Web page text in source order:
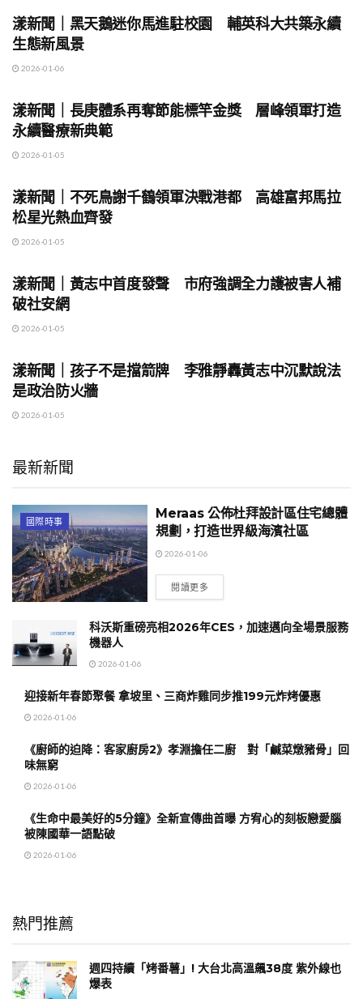
漾新聞｜黑天鵝迷你馬進駐校園 輔英科大共築永續
生態新風景
2026-01-06
漾新聞｜長庚體系再奪節能標竿金獎 層峰領軍打造
永續醫療新典範
2026-01-05
漾新聞｜不死鳥謝千鶴領軍決戰港都 高雄富邦馬拉
松星光熱血齊發
2026-01-05
漾新聞｜黃志中首度發聲 市府強調全力護被害人補
破社安網
2026-01-05
漾新聞｜孩子不是擋箭牌 李雅靜轟黃志中沉默說法
是政治防火牆
2026-01-05
最新新聞
國際時事
Meraas 公佈杜拜設計區住宅總體
規劃，打造世界級海濱社區
2026-01-06
閱讀更多
科沃斯重磅亮相2026年CES，加速邁向全場景服務
機器人
2026-01-06
迎接新年春節聚餐 拿坡里、三商炸雞同步推199元炸烤優惠
2026-01-06
《廚師的迫降：客家廚房2》孝淵擔任二廚 對「鹹菜燉豬骨」回
味無窮
2026-01-06
《生命中最美好的5分鐘》全新宣傳曲首曝 方宥心的刻板戀愛腦
被陳國華一語點破
2026-01-06
熱門推薦
週四持續「烤番薯」! 大台北高溫飆38度 紫外線也
爆表